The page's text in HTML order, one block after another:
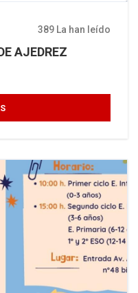
389 La han leído
AJEDREZ